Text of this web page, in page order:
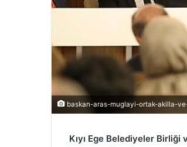
baskan-aras-muglayi-ortak-akilla-
Kıyı Ege Belediyeler